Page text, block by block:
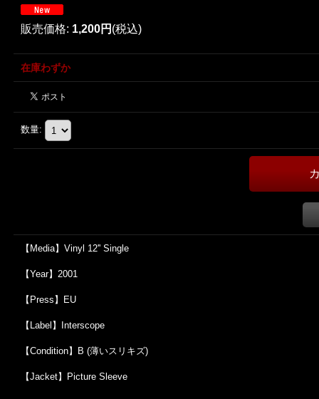
販売価格: 1,200円 (税込)
在庫わずか
数量:
【Media】Vinyl 12'' Single
【Year】2001
【Press】EU
【Label】Interscope
【Condition】B (薄いスリキズ)
【Jacket】Picture Sleeve